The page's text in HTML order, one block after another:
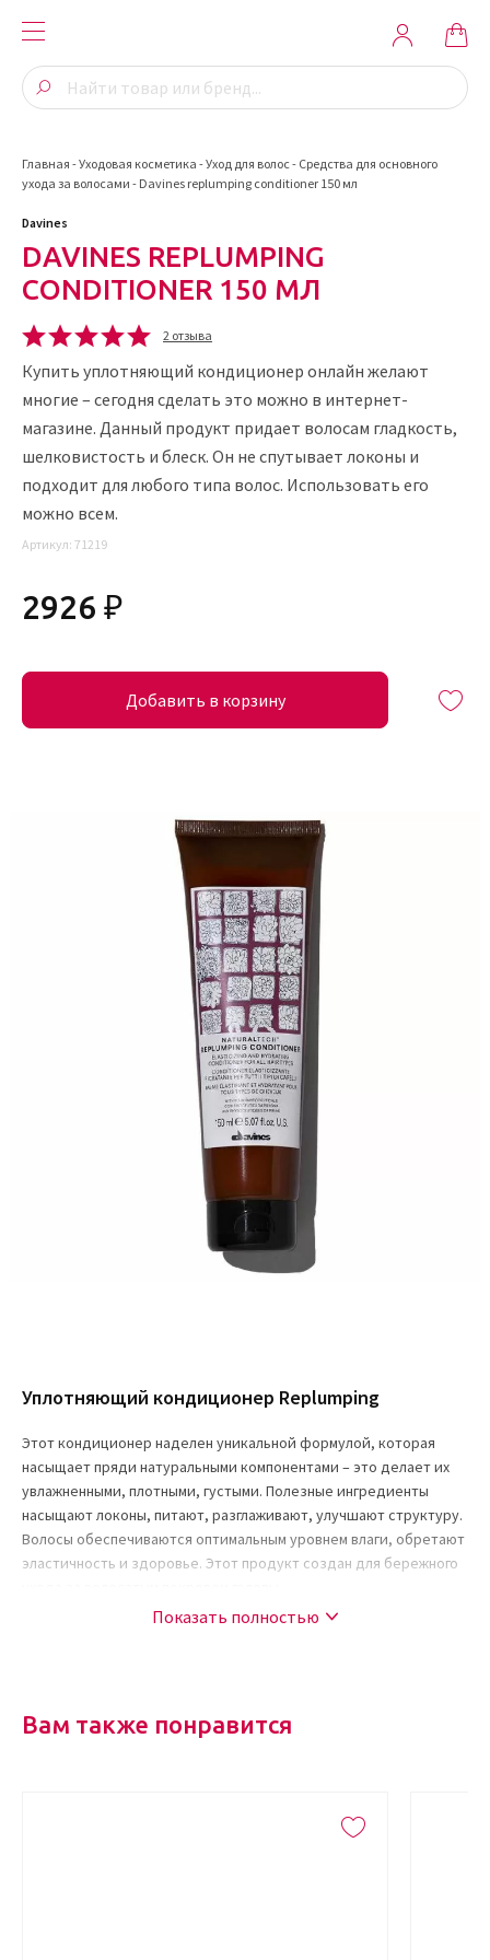
Главная -Уходовая косметика -Уход для волос- Средства для основного
ухода за волосами - Davines replumping conditioner 150 мл
Уплотняющий кондиционер Replumping
Этот кондиционер наделен уникальной формулой, которая
насыщает пряди натуральными компонентами – это делает их
увлажненными, плотными, густыми. Полезные ингредиенты
насыщают локоны, питают, разглаживают, улучшают структуру.
Волосы обеспечиваются оптимальным уровнем влаги, обретают
эластичность и здоровье. Этот продукт создан для бережного
Активные ингредиенты и их свойства
фитоактивы сливы обеспечивают противовоспалительное
лимонен снимает повышенную жирность волос;
Показать полностью
Davines
DAVINES REPLUMPING
CONDITIONER 150 МЛ
2 отзыва
Купить уплотняющий кондиционер онлайн желают
многие – сегодня сделать это можно в интернет-
магазине. Данный продукт придает волосам гладкость,
шелковистость и блеск. Он не спутывает локоны и
подходит для любого типа волос. Использовать его
можно всем.
Артикул: 71219
2926 ₽
Добавить в корзину
Вам также понравится